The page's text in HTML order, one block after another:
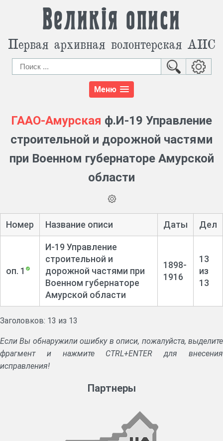
Великія описи
Первая архивная волонтерская АИС
Меню
ГААО-Амурская ф.И-19 Управление
строительной и дорожной частями
при Военном губернаторе Амурской
области
Номер Название описи Даты Дел
оп. 1
И-19 Управление
строительной и
дорожной частями при
Военном губернаторе
Амурской области
1898-
1916
13
из
13
Заголовков: 13 из 13
Если Вы обнаружили ошибку в описи, пожалуйста, выделите
фрагмент и нажмите CTRL+ENTER для внесения
исправления!
Партнеры